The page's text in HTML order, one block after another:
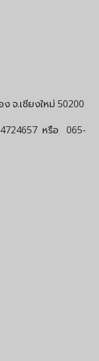
จ.เชียงใหม่ 50200
หรือ
065-